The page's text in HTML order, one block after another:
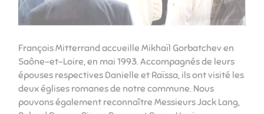
François Mitterrand accueille Mikhaïl Gorbatchev en
Saône-et-Loire, en mai 1993. Accompagnés de leurs
épouses respectives Danielle et Raïssa, ils ont visité les
deux églises romanes de notre commune. Nous
pouvons également reconnaître Messieurs Jack Lang,